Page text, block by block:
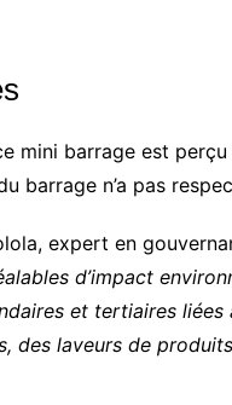
mini barrage est
barrage n’a pas
expert en
d’impact
et tertiaires liées
des laveurs de